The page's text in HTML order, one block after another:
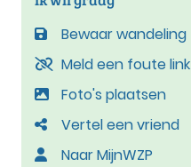
Bewaar wandeling
Meld een foute link
Foto's plaatsen
Vertel een vriend
Naar MijnWZP